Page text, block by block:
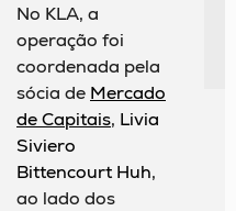
No KLA, a
operação foi
coordenada pela
sócia de Mercado
de Capitais, Livia
Siviero
Bittencourt Huh,
ao lado dos